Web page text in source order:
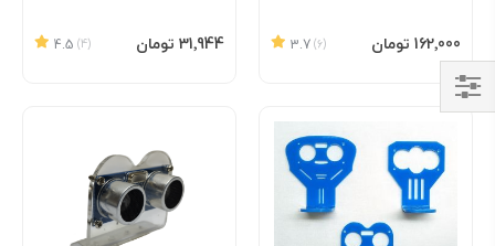
3.7 (6) ‎162٬000 تومان
افزودن به سبد 4.5 (4) ‎31٬944 تومان
افزودن به سبد
Shop